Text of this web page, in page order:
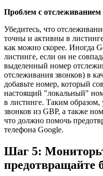
Проблем с отслеживанием
Убедитесь, что
точны и активны в
как можно скорее. Иногда
листинге, если он не
выделенный номер
отслеживания звонков) в
добавьте номер, который
настоящий "локальный"
в листинге. Таким образом,
звонков из GBP, а также
что должно помочь
телефона Google.
Шаг 5:
предотвращайте